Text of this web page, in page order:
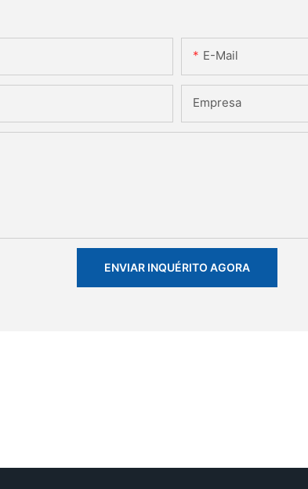
E-Mail
Empresa
ENVIAR INQUÉRITO AGORA